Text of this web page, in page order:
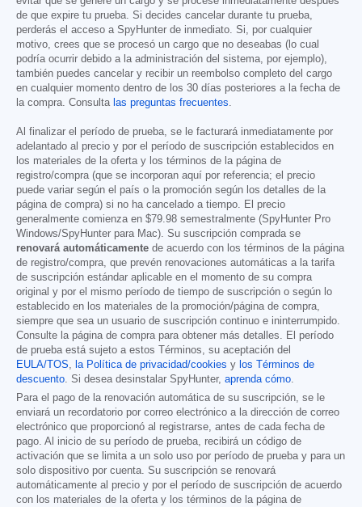
de que expire tu prueba. Si decides cancelar durante tu prueba,
perderás el acceso a SpyHunter de inmediato. Si, por cualquier
motivo, crees que se procesó un cargo que no deseabas (lo cual
podría ocurrir debido a la administración del sistema, por ejemplo),
también puedes cancelar y recibir un reembolso completo del cargo
en cualquier momento dentro de los 30 días posteriores a la fecha de
la compra. Consulta las preguntas frecuentes.
Al finalizar el período de prueba, se le facturará inmediatamente por
adelantado al precio y por el período de suscripción establecidos en
los materiales de la oferta y los términos de la página de
registro/compra (que se incorporan aquí por referencia; el precio
puede variar según el país o la promoción según los detalles de la
página de compra) si no ha cancelado a tiempo. El precio
generalmente comienza en $79.98 semestralmente (SpyHunter Pro
Windows/SpyHunter para Mac). Su suscripción comprada se
renovará automáticamente de acuerdo con los términos de la página
de registro/compra, que prevén renovaciones automáticas a la tarifa
de suscripción estándar aplicable en el momento de su compra
original y por el mismo período de tiempo de suscripción o según lo
establecido en los materiales de la promoción/página de compra,
siempre que sea un usuario de suscripción continuo e ininterrumpido.
Consulte la página de compra para obtener más detalles. El período
de prueba está sujeto a estos Términos, su aceptación del
EULA/TOS, la Política de privacidad/cookies y los Términos de
descuento. Si desea desinstalar SpyHunter, aprenda cómo.
Para el pago de la renovación automática de su suscripción, se le
enviará un recordatorio por correo electrónico a la dirección de correo
electrónico que proporcionó al registrarse, antes de cada fecha de
pago. Al inicio de su período de prueba, recibirá un código de
activación que se limita a un solo uso por período de prueba y para un
solo dispositivo por cuenta. Su suscripción se renovará
automáticamente al precio y por el período de suscripción de acuerdo
con los materiales de la oferta y los términos de la página de